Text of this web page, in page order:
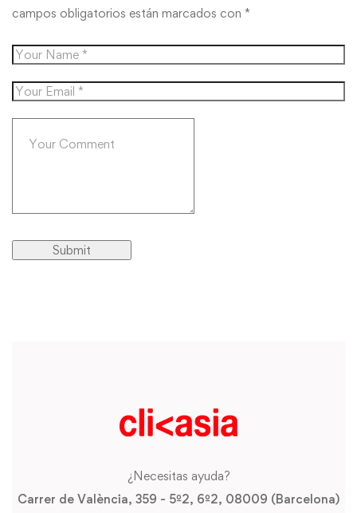
campos obligatorios están marcados con *
¿Necesitas ayuda?
Carrer de València, 359 - 5º2, 6º2, 08009 (Barcelona)